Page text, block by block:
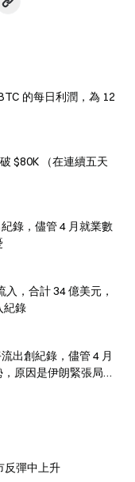
的每日利潤，為 12
$80K （在連續五天
，合計 34 億美元，
紀錄
原因是伊朗緊張局勢
反彈中上升